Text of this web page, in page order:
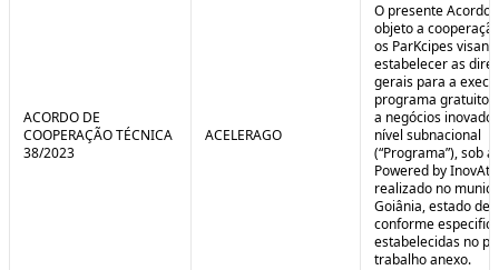
ACORDO DE
COOPERAÇÃO TÉCNICA
38/2023
ACELERAGO
O presente Acordo
objeto a
os ParKcipes
estabelecer as
gerais para a
programa gratuito
a negócios
nível subnacional
(“Programa”), sob
Powered by
realizado no
Goiânia, estado de
conforme
estabelecidas no
trabalho anexo.